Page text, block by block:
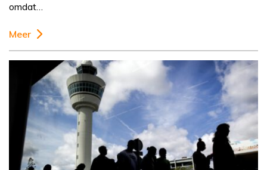
omdat…
Meer